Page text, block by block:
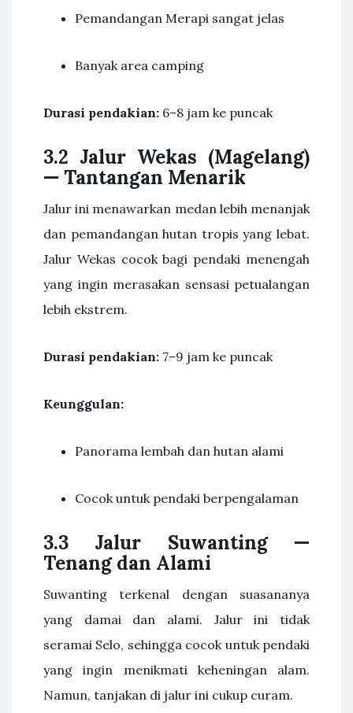
Pemandangan Merapi sangat jelas
Banyak area camping
Durasi pendakian: 6–8 jam ke puncak
3.2 Jalur Wekas (Magelang)
— Tantangan Menarik
Jalur ini menawarkan medan lebih menanjak
dan pemandangan hutan tropis yang lebat.
Jalur Wekas cocok bagi pendaki menengah
yang ingin merasakan sensasi petualangan
lebih ekstrem.
Durasi pendakian: 7–9 jam ke puncak
Keunggulan:
Panorama lembah dan hutan alami
Cocok untuk pendaki berpengalaman
3.3 Jalur Suwanting —
Tenang dan Alami
Suwanting terkenal dengan suasananya
yang damai dan alami. Jalur ini tidak
seramai Selo, sehingga cocok untuk pendaki
yang ingin menikmati keheningan alam.
Namun, tanjakan di jalur ini cukup curam.